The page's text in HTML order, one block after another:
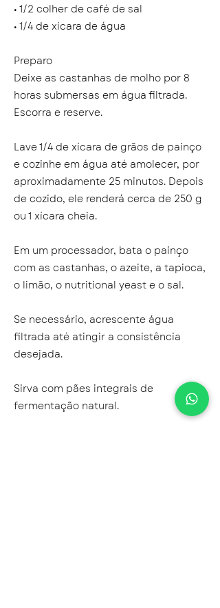
• 1/2 colher de café de sal
• 1/4 de xícara de água
Preparo
Deixe as castanhas de molho por 8
horas submersas em água filtrada.
Escorra e reserve.
Lave 1/4 de xícara de grãos de painço
e cozinhe em água até amolecer, por
aproximadamente 25 minutos. Depois
de cozido, ele renderá cerca de 250 g
ou 1 xícara cheia.
Em um processador, bata o painço
com as castanhas, o azeite, a tapioca,
o limão, o nutritional yeast e o sal.
Se necessário, acrescente água
filtrada até atingir a consistência
desejada.
Sirva com pães integrais de
fermentação natural.